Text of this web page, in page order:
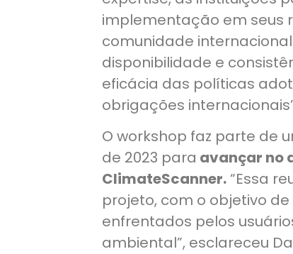
implementação em seus
comunidade
disponibilidade e
eficácia das políticas
obrigações
O workshop faz parte de
de 2023 para avançar no
ClimateScanner.“Essa
projeto, com o objetivo
enfrentados pelos
ambiental”, esclareceu